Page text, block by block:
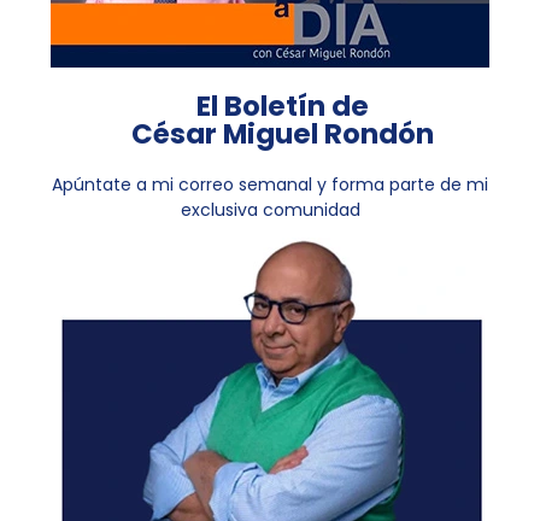
El Boletín de
César Miguel Rondón
Apúntate a mi correo semanal y forma parte de mi
exclusiva comunidad